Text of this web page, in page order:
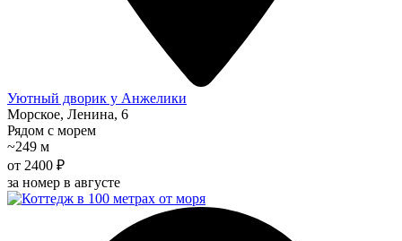
Уютный дворик у Анжелики
Морское, Ленина, 6
Рядом с морем
~249 м
от 2400 ₽
за номер в августе